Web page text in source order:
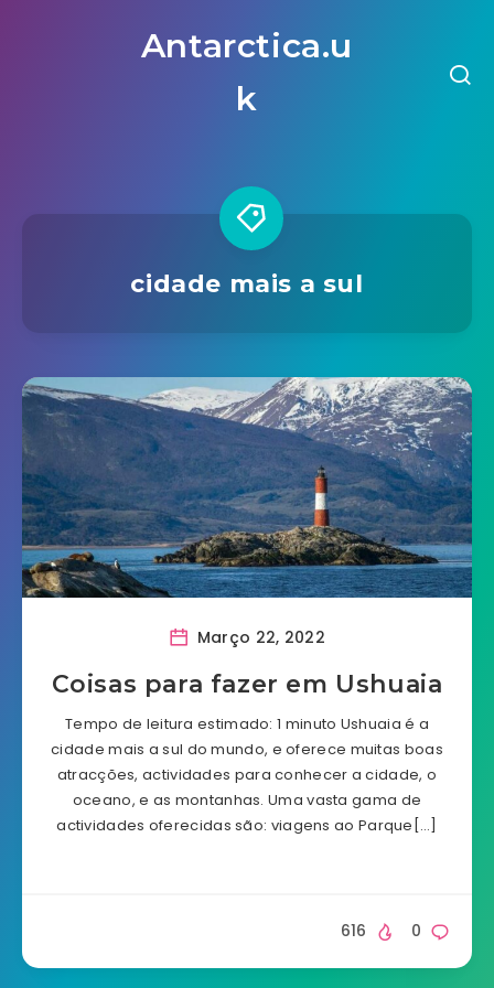
Antarctica.u
k
cidade mais a sul
Março 22, 2022
Coisas para fazer em Ushuaia
Tempo de leitura estimado: 1 minuto Ushuaia é a
cidade mais a sul do mundo, e oferece muitas boas
atracções, actividades para conhecer a cidade, o
oceano, e as montanhas. Uma vasta gama de
actividades oferecidas são: viagens ao Parque[…]
0
616